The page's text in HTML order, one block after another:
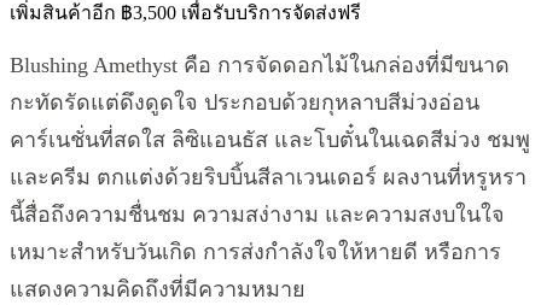
เพิ่มสินค้าอีก ฿3,500 เพื่อรับบริการจัดส่งฟรี
Blushing Amethyst คือ การจัดดอกไม้ในกล่องที่มีขนาด
กะทัดรัดแต่ดึงดูดใจ ประกอบด้วยกุหลาบสีม่วงอ่อน
คาร์เนชั่นที่สดใส ลิซิแอนธัส และโบตั๋นในเฉดสีม่วง ชมพู
และครีม ตกแต่งด้วยริบบิ้นสีลาเวนเดอร์ ผลงานที่หรูหรา
นี้สื่อถึงความชื่นชม ความสง่างาม และความสงบในใจ
เหมาะสำหรับวันเกิด การส่งกำลังใจให้หายดี หรือการ
แสดงความคิดถึงที่มีความหมาย